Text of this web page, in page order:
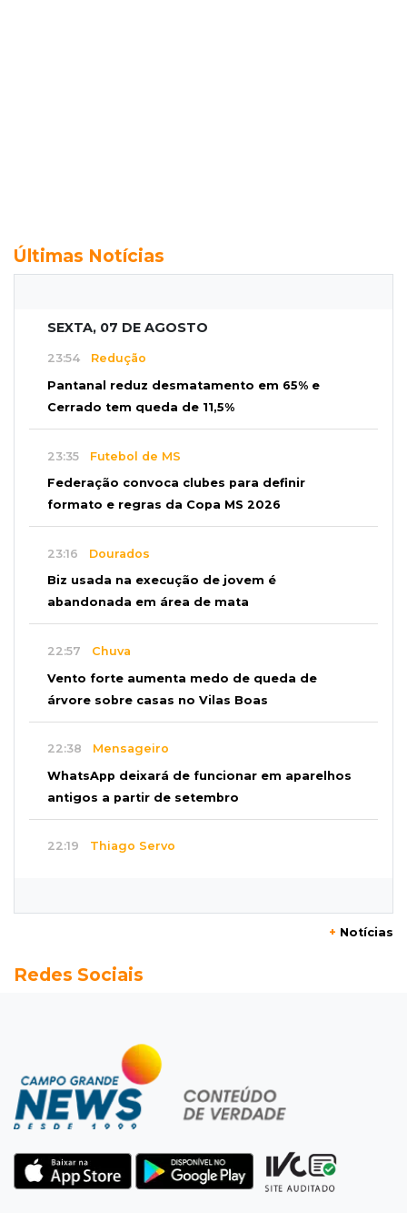
Últimas Notícias
SEXTA, 07 DE AGOSTO
23:54 Redução
Pantanal reduz desmatamento em 65% e
Cerrado tem queda de 11,5%
23:35 Futebol de MS
Federação convoca clubes para definir
formato e regras da Copa MS 2026
23:16 Dourados
Biz usada na execução de jovem é
abandonada em área de mata
22:57 Chuva
Vento forte aumenta medo de queda de
árvore sobre casas no Vilas Boas
22:38 Mensageiro
WhatsApp deixará de funcionar em aparelhos
antigos a partir de setembro
22:19 Thiago Servo
Semana vai começar com 909 novas
Flagrante
Motorista atinge carro parado, perde
retrovisor e foge no Jardim Antártica
“Sinto que ela está por perto”, diz mãe de
bebê desaparecida
+ Notícias
Redes Sociais